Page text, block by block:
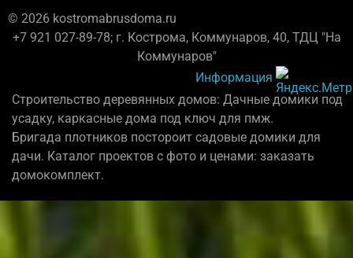
© 2026 kostromabrusdoma.ru
+7 921 027-89-78; г. Кострома, Коммунаров, 40, ТДЦ "На
Коммунаров"
Информация
Строительство деревянных домов: Дачные домики под
усадку, каркасные дома под ключ для пмж.
Бригада плотников постороит садовые домики для
дачи. Каталог проектов с фото и ценами: заказать
домокомплект.